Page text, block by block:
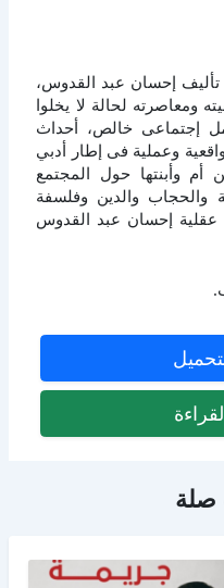
رواية يا أبنتى لا تحيرينى معك pdf تأليف إحسان عبد القدوس،
ومعاصرته لحالة لا يخلوا
إجتماعى خالص، أحداث
وعملية فى إطار أدبي
أم وأبنتها حول المجتمع
والحجاب والدين وفلسفة
عقلية إحسان عبد القدوس
صلة